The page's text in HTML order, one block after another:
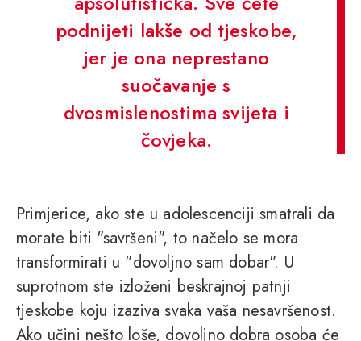
podnijeti lakše od tjeskobe,
jer je ona neprestano
suočavanje s
dvosmislenostima svijeta i
čovjeka.
Primjerice, ako ste u adolescenciji smatrali da
morate biti "savršeni", to načelo se mora
transformirati u "dovoljno sam dobar". U
suprotnom ste izloženi beskrajnoj patnji
tjeskobe koju izaziva svaka vaša nesavršenost.
Ako učini nešto loše, dovoljno dobra osoba će